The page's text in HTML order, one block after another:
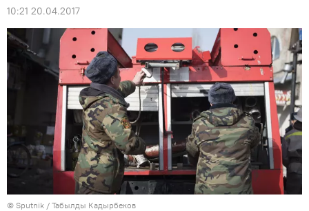
10:21 20.04.2017
© Sputnik / Табылды Кадырбеков